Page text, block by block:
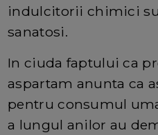
indulcitorii chimici
sanatosi.
In ciuda faptului ca
aspartam anunta ca
pentru consumul
a lungul anilor au